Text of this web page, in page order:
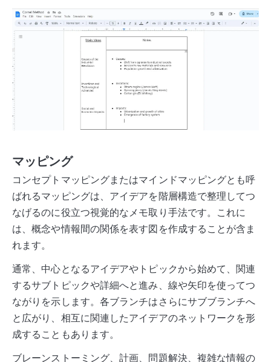
マッピング
コンセプトマッピングまたはマインドマッピングとも呼
ばれるマッピングは、アイデアを階層構造で整理してつ
なげるのに役立つ視覚的なメモ取り手法です。これに
は、概念や情報間の関係を表す図を作成することが含ま
れます。
通常、中心となるアイデアやトピックから始めて、関連
するサブトピックや詳細へと進み、線や矢印を使ってつ
ながりを示します。各ブランチはさらにサブブランチへ
と広がり、相互に関連したアイデアのネットワークを形
成することもあります。
ブレーンストーミング、計画、問題解決、複雑な情報の